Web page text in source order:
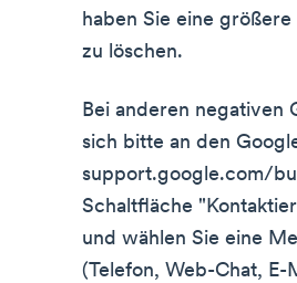
haben Sie eine
zu löschen.
Bei anderen negativen
sich bitte an den
support.google.com/
Schaltfläche
und wählen Sie eine
(Telefon, Web-Chat,